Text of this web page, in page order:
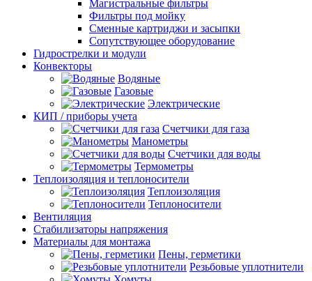
Магистральные фильтры
Фильтры под мойку
Сменные картриджи и засыпки
Сопутствующее оборудование
Гидрострелки и модули
Конвекторы
Водяные
Газовые
Электрические
КИП / приборы учета
Счетчики для газа
Манометры
Счетчики для воды
Термометры
Теплоизоляция и теплоносители
Теплоизоляция
Теплоносители
Вентиляция
Стабилизаторы напряжения
Материалы для монтажа
Пены, герметики
Резьбовые уплотнители